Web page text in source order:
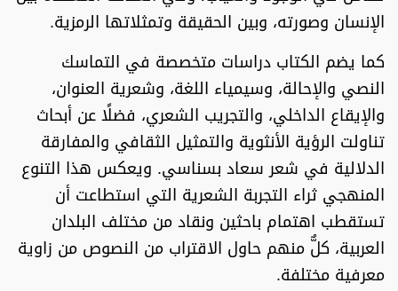
الإنسان وصورته، وبين الحقيقة وتمثلاتها الرمزية.
كما يضم الكتاب دراسات متخصصة في التماسك
النصي والإحالة، وسيمياء اللغة، وشعرية العنوان،
والإيقاع الداخلي، والتجريب الشعري، فضلًا عن أبحاث
تناولت الرؤية الأنثوية والتمثيل الثقافي والمفارقة
الدلالية في شعر سعاد بسناسي. ويعكس هذا التنوع
المنهجي ثراء التجربة الشعرية التي استطاعت أن
تستقطب اهتمام باحثين ونقاد من مختلف البلدان
العربية، كلٌّ منهم حاول الاقتراب من النصوص من زاوية
معرفية مختلفة.